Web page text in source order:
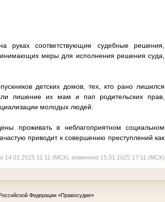
соответствующие судебные решения,
меры для исполнения решения суда,
детских домов, тех, кто рано лишился
лишение их мам и пап родительских прав,
молодых людей.
проживать в неблагоприятном социальном
приводит к совершению преступлений как
14.01.2025 11:11 (МСК), изменено 15.01.2025 17:11 (МСК)
Федерации «Правосудие»